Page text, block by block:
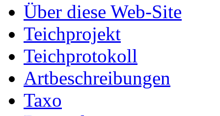
Über diese Web-Site
Teichprojekt
Teichprotokoll
Artbeschreibungen
Taxo